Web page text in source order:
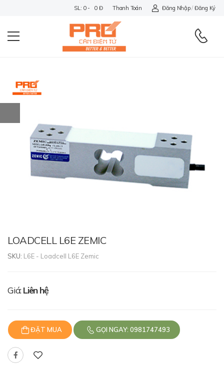
SL: 0 - 0 Đ Thanh Toán Đăng Nhập / Đăng Ký
LOADCELL L6E ZEMIC
SKU: L6E - Loadcell L6E Zemic
Giá:Liên hệ
ĐẶT MUA GỌI NGAY: 0981747493